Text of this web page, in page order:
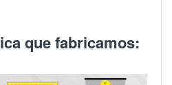
que fabricamos: